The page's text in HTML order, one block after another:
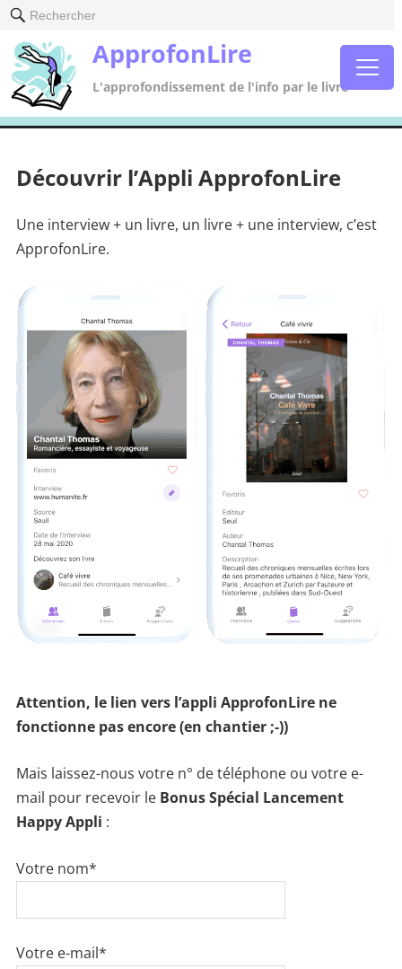
Rechercher
ApprofonLire
L'approfondissement de l'info par le livre
Découvrir l’Appli ApprofonLire
Une interview + un livre, un livre + une interview, c’est
ApprofonLire.
Attention, le lien vers l’appli ApprofonLire ne
fonctionne pas encore (en chantier ;-))
Mais laissez-nous votre n° de téléphone ou votre e-
mail pour recevoir le Bonus Spécial Lancement
Happy Appli :
Votre nom*
Votre e-mail*